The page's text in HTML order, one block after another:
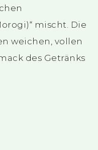
mischt. Die
weichen, vollen
des Getränks